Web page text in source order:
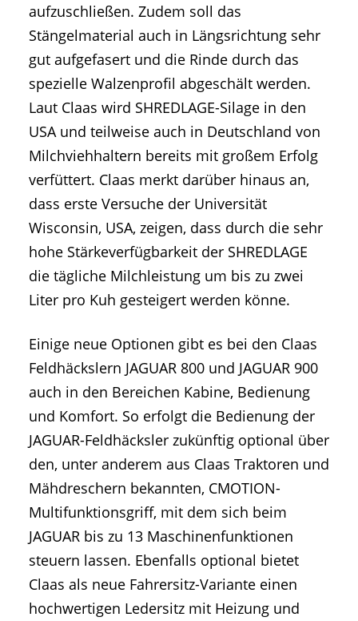
aufzuschließen. Zudem soll das
Stängelmaterial auch in Längsrichtung sehr
gut aufgefasert und die Rinde durch das
spezielle Walzenprofil abgeschält werden.
Laut Claas wird SHREDLAGE-Silage in den
USA und teilweise auch in Deutschland von
Milchviehhaltern bereits mit großem Erfolg
verfüttert. Claas merkt darüber hinaus an,
dass erste Versuche der Universität
Wisconsin, USA, zeigen, dass durch die sehr
hohe Stärkeverfügbarkeit der SHREDLAGE
die tägliche Milchleistung um bis zu zwei
Liter pro Kuh gesteigert werden könne.
Einige neue Optionen gibt es bei den Claas
Feldhäckslern JAGUAR 800 und JAGUAR 900
auch in den Bereichen Kabine, Bedienung
und Komfort. So erfolgt die Bedienung der
JAGUAR-Feldhäcksler zukünftig optional über
den, unter anderem aus Claas Traktoren und
Mähdreschern bekannten, CMOTION-
Multifunktionsgriff, mit dem sich beim
JAGUAR bis zu 13 Maschinenfunktionen
steuern lassen. Ebenfalls optional bietet
Claas als neue Fahrersitz-Variante einen
hochwertigen Ledersitz mit Heizung und